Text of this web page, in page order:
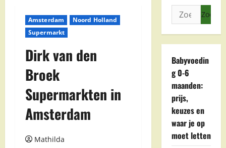
Amsterdam
Noord Holland
Supermarkt
Dirk van den
Broek
Supermarkten in
Amsterdam
Mathilda
Zoeken
naar:
Babyvoedin
g 0-6
maanden:
prijs,
keuzes en
waar je op
moet letten